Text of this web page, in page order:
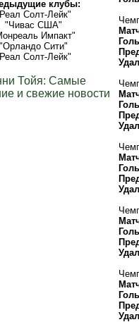
клубы:
Солт-Лейк"
"Чивас США"
Импакт"
"Орландо Сити"
Солт-Лейк"
Тойя: Самые
и свежие новости